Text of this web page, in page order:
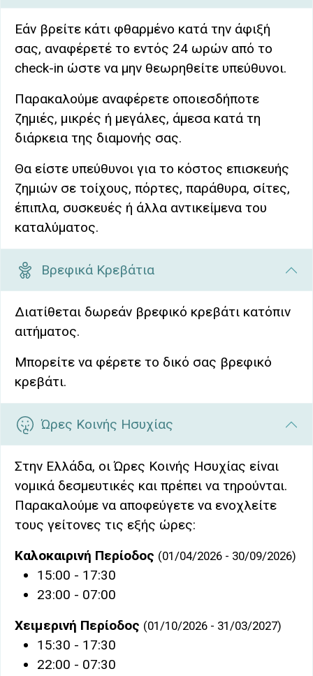
Εάν βρείτε κάτι φθαρμένο κατά την άφιξή
σας, αναφέρετέ το εντός 24 ωρών από το
check-in ώστε να μην θεωρηθείτε υπεύθυνοι.
Παρακαλούμε αναφέρετε οποιεσδήποτε
ζημιές, μικρές ή μεγάλες, άμεσα κατά τη
διάρκεια της διαμονής σας.
Θα είστε υπεύθυνοι για το κόστος επισκευής
ζημιών σε τοίχους, πόρτες, παράθυρα, σίτες,
έπιπλα, συσκευές ή άλλα αντικείμενα του
καταλύματος.
Βρεφικά Κρεβάτια
Διατίθεται δωρεάν βρεφικό κρεβάτι κατόπιν
αιτήματος.
Μπορείτε να φέρετε το δικό σας βρεφικό
κρεβάτι.
Ώρες Κοινής Ησυχίας
Στην Ελλάδα, οι Ώρες Κοινής Ησυχίας είναι
νομικά δεσμευτικές και πρέπει να τηρούνται.
Παρακαλούμε να αποφεύγετε να ενοχλείτε
τους γείτονες τις εξής ώρες:
Καλοκαιρινή Περίοδος (01/04/2026 - 30/09/2026)
15:00 - 17:30
23:00 - 07:00
Χειμερινή Περίοδος (01/10/2026 - 31/03/2027)
15:30 - 17:30
22:00 - 07:30